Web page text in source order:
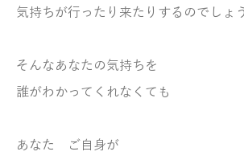
気持ちが行ったり来たりするのでしょ
そんなあなたの気持ちを
誰がわかってくれなくても
あなた ご自身が